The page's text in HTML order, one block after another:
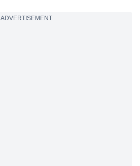
ADVERTISEMENT